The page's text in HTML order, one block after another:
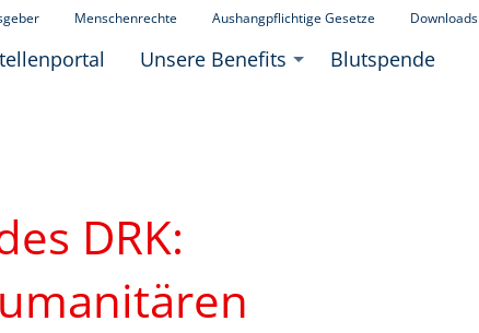
Menschenrechte Aushangpflichtige Gesetze Downloads
Unsere Benefits Blutspende
DRK: